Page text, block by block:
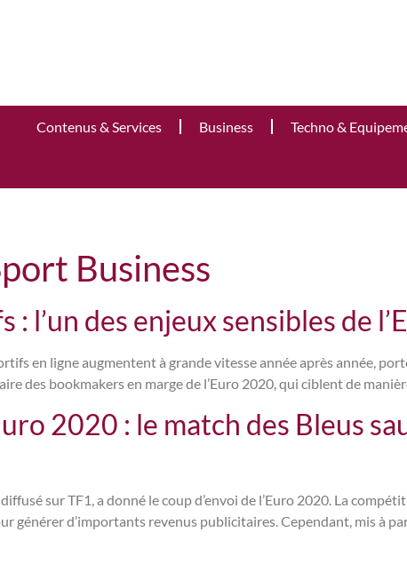
Contenus & Services Business Techno &
Business
: l’un des enjeux sensibles de
en ligne augmentent à grande vitesse année après année,
des bookmakers en marge de l’Euro 2020, qui ciblent de
2020 : le match des Bleus
sur TF1, a donné le coup d’envoi de l’Euro 2020. La
générer d’importants revenus publicitaires. Cependant, mis à